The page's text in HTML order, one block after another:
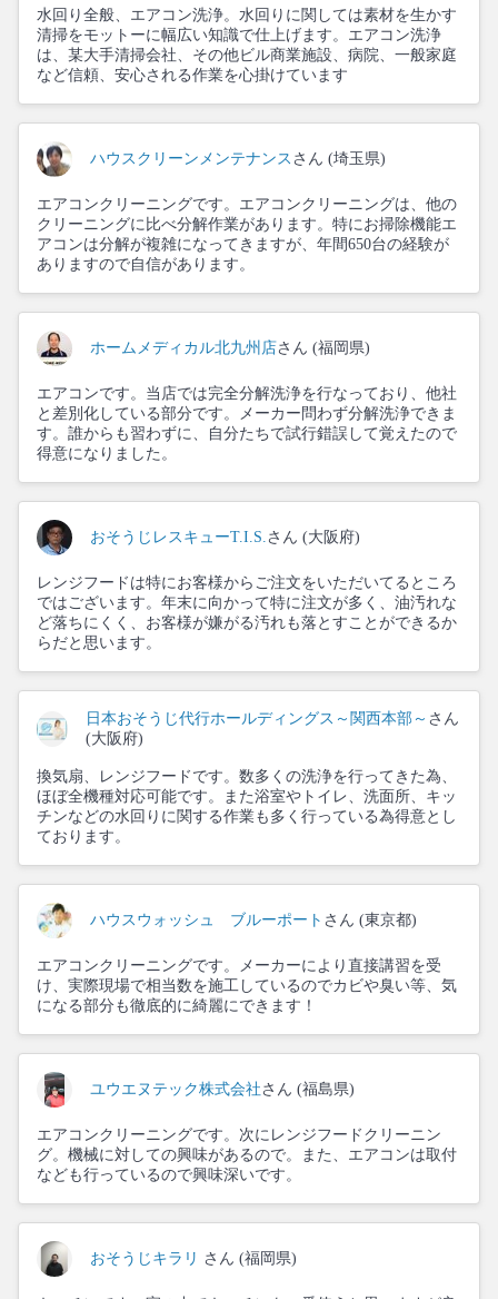
水回り全般、エアコン洗浄。水回りに関しては素材を生かす
清掃をモットーに幅広い知識で仕上げます。エアコン洗浄
は、某大手清掃会社、その他ビル商業施設、病院、一般家庭
など信頼、安心される作業を心掛けています
ハウスクリーンメンテナンス さん (埼玉県)
エアコンクリーニングです。エアコンクリーニングは、他の
クリーニングに比べ分解作業があります。特にお掃除機能エ
アコンは分解が複雑になってきますが、年間650台の経験が
ありますので自信があります。
ホームメディカル北九州店さん (福岡県)
エアコンです。当店では完全分解洗浄を行なっており、他社
と差別化している部分です。メーカー問わず分解洗浄できま
す。誰からも習わずに、自分たちで試行錯誤して覚えたので
得意になりました。
おそうじレスキューT.I.S. さん (大阪府)
レンジフードは特にお客様からご注文をいただいてるところ
ではございます。年末に向かって特に注文が多く、油汚れな
ど落ちにくく、お客様が嫌がる汚れも落とすことができるか
らだと思います。
日本おそうじ代行ホールディングス～関西本部～ さん
(大阪府)
換気扇、レンジフードです。数多くの洗浄を行ってきた為、
ほぼ全機種対応可能です。また浴室やトイレ、洗面所、キッ
チンなどの水回りに関する作業も多く行っている為得意とし
ております。
ハウスウォッシュ ブルーポート さん (東京都)
エアコンクリーニングです。メーカーにより直接講習を受
け、実際現場で相当数を施工しているのでカビや臭い等、気
になる部分も徹底的に綺麗にできます！
ユウエヌテック株式会社 さん (福島県)
エアコンクリーニングです。次にレンジフードクリーニン
グ。機械に対しての興味があるので。また、エアコンは取付
なども行っているので興味深いです。
おそうじキラリ さん (福岡県)